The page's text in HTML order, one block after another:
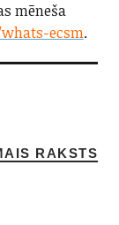
mēneša
ecsm.
RAKSTS